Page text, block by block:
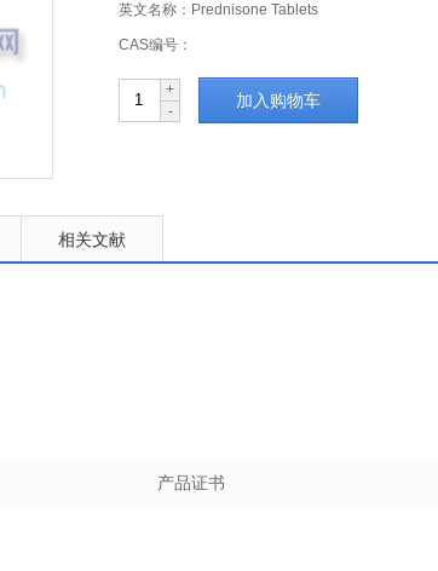
英文名称：Prednisone Tablets
CAS编号：
-
+
加入购物车
相关文献
产品证书